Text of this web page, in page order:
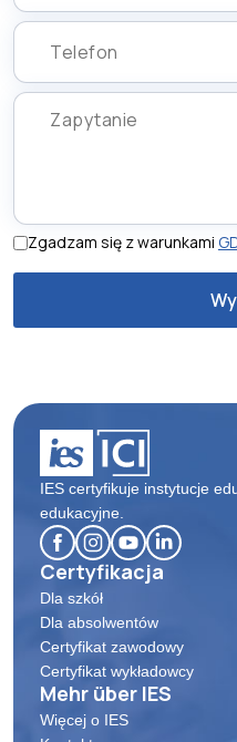
Zgadzam się z warunkami
IES certyfikuje instytucje
edukacyjne.
Certyfikacja
Dla szkół
Dla absolwentów
Certyfikat zawodowy
Certyfikat wykładowcy
Mehr über IES
Więcej o IES